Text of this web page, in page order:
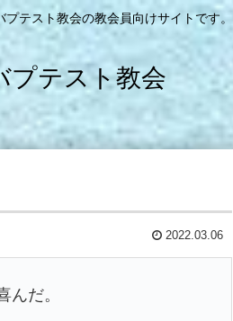
テスト教会の教会員向けサイトです。
プテスト教会
2022.03.06
んだ。